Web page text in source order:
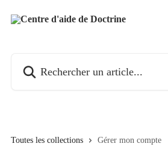
Toutes les collections Gérer mon compte